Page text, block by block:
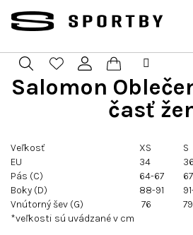
obsah
Hľadať PrihlásenieNákupný
Salomon
časť
Veľkosť XS S
EU
34 36
Pás (C)
64-67
Boky (D)
88-91
Vnútorný šev (G)
76 79
*veľkosti sú uvádzané v cm